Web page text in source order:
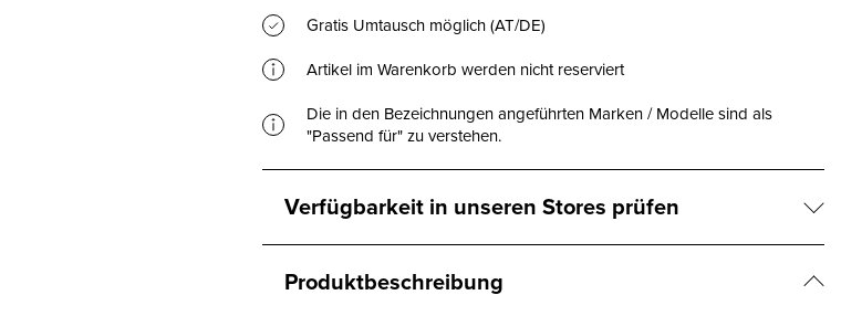
Gratis Umtausch möglich (AT/DE)
Artikel im Warenkorb werden nicht reserviert
Die in den Bezeichnungen angeführten Marken / Modelle sind als
"Passend für" zu verstehen.
Verfügbarkeit in unseren Stores prüfen
Produktbeschreibung